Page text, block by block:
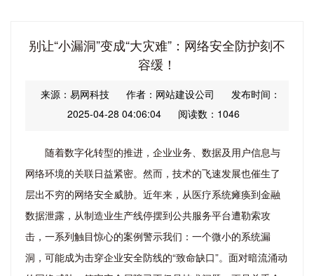
别让“小漏洞”变成“大灾难”：网络安全防护刻不
容缓！
来源：易网科技 作者：网站建设公司
发布时间：
2025-04-28 04:06:04
阅读数：1046
随着数字化转型的推进，企业业务、数据及用户信息与
网络环境的关联日益紧密。然而，技术的飞速发展也催生了
层出不穷的网络安全威胁。近年来，从医疗系统瘫痪到金融
数据泄露，从制造业生产线停摆到公共服务平台遭勒索攻
击，一系列触目惊心的案例警示我们：一个微小的系统漏
洞，可能成为击穿企业安全防线的“致命缺口”。面对暗流涌动